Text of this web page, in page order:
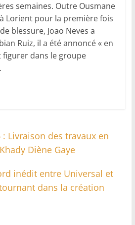
semaines. Outre Ousmane
Lorient pour la première fois
blessure, Joao Neves a
Ruiz, il a été annoncé « en
figurer dans le groupe
: Livraison des travaux en
Diène Gaye
inédit entre Universal et
dans la création